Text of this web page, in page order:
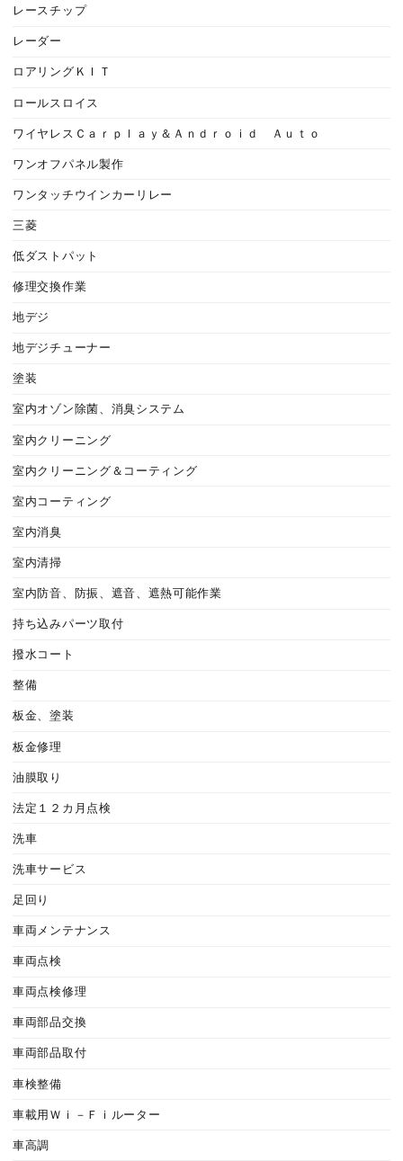
レースチップ
レーダー
ロアリングＫＩＴ
ロールスロイス
ワイヤレスＣａｒｐｌａｙ＆Ａｎｄｒｏｉｄ Ａｕｔｏ
ワンオフパネル製作
ワンタッチウインカーリレー
三菱
低ダストパット
修理交換作業
地デジ
地デジチューナー
塗装
室内オゾン除菌、消臭システム
室内クリーニング
室内クリーニング＆コーティング
室内コーティング
室内消臭
室内清掃
室内防音、防振、遮音、遮熱可能作業
持ち込みパーツ取付
撥水コート
整備
板金、塗装
板金修理
油膜取り
法定１２カ月点検
洗車
洗車サービス
足回り
車両メンテナンス
車両点検
車両点検修理
車両部品交換
車両部品取付
車検整備
車載用Ｗｉ－Ｆｉルーター
車高調